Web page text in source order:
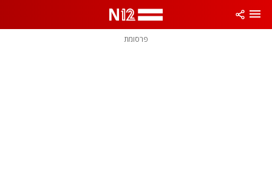
פרסומת